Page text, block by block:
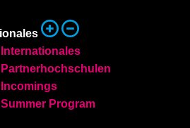
Internationales
Partnerhochschulen
Incomings
Summer Program